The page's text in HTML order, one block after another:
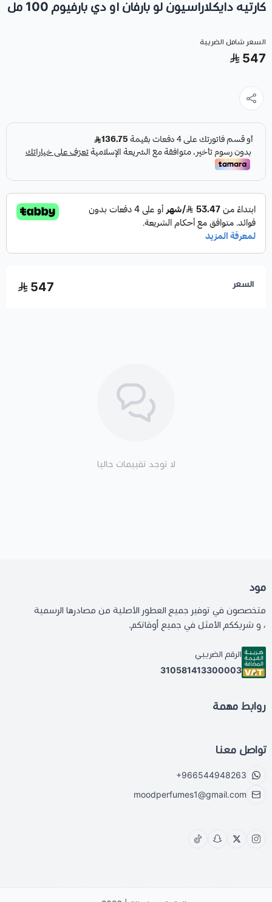
كارتيه دايكلاراسيون لو بارفان او دي بارفيوم 100 مل
السعر شامل الضريبة
547
السعر 547
لا توجد تقييمات حاليا
مود
متخصصون في توفير جميع العطور الأصلية من مصادرها الرسمية
، و شريككم الأمثل في جميع أوقاتكم.
الرقم الضريبي
310581413300003
روابط مهمة
تواصل معنا
+966544948263
moodperfumes1@gmail.com